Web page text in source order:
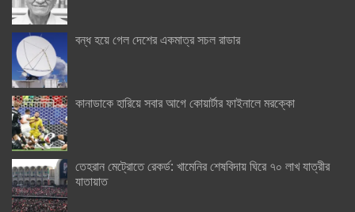
বন্ধ হয়ে গেল দেশের একমাত্র সচল রাডার
কানাডাকে হারিয়ে সবার আগে কোয়ার্টার ফাইনালে মরক্কো
তেহরান মেট্রোতে রেকর্ড: খামেনির শেষবিদায় ঘিরে ৭০ লাখ যাত্রীর
যাতায়াত